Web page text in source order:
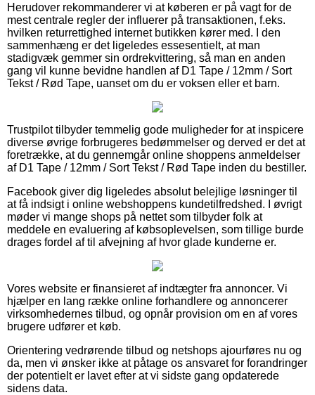
Herudover rekommanderer vi at køberen er på vagt for de
mest centrale regler der influerer på transaktionen, f.eks.
hvilken returrettighed internet butikken kører med. I den
sammenhæng er det ligeledes essesentielt, at man
stadigvæk gemmer sin ordrekvittering, så man en anden
gang vil kunne bevidne handlen af D1 Tape / 12mm / Sort
Tekst / Rød Tape, uanset om du er voksen eller et barn.
Trustpilot tilbyder temmelig gode muligheder for at inspicere
diverse øvrige forbrugeres bedømmelser og derved er det at
foretrække, at du gennemgår online shoppens anmeldelser
af D1 Tape / 12mm / Sort Tekst / Rød Tape inden du bestiller.
Facebook giver dig ligeledes absolut belejlige løsninger til
at få indsigt i online webshoppens kundetilfredshed. I øvrigt
møder vi mange shops på nettet som tilbyder folk at
meddele en evaluering af købsoplevelsen, som tillige burde
drages fordel af til afvejning af hvor glade kunderne er.
Vores website er finansieret af indtægter fra annoncer. Vi
hjælper en lang række online forhandlere og annoncerer
virksomhedernes tilbud, og opnår provision om en af vores
brugere udfører et køb.
Orientering vedrørende tilbud og netshops ajourføres nu og
da, men vi ønsker ikke at påtage os ansvaret for forandringer
der potentielt er lavet efter at vi sidste gang opdaterede
sidens data.